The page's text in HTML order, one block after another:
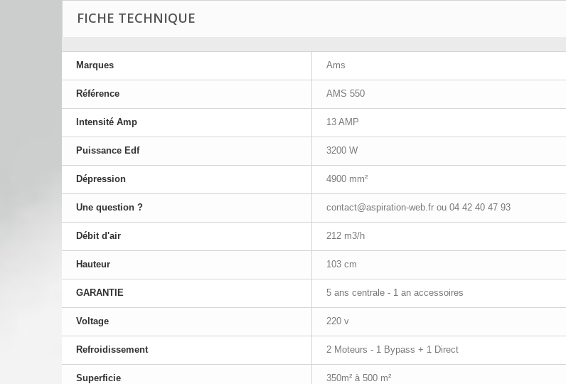
FICHE TECHNIQUE
Marques Ams
Référence AMS 550
Intensité Amp 13 AMP
Puissance Edf 3200 W
Dépression 4900 mm²
Une question ? contact@aspiration-web.fr ou 04 42 40 47 93
Débit d'air 212 m3/h
Hauteur 103 cm
GARANTIE 5 ans centrale - 1 an accessoires
Voltage 220 v
Refroidissement 2 Moteurs - 1 Bypass + 1 Direct
Superficie 350m² à 500 m²